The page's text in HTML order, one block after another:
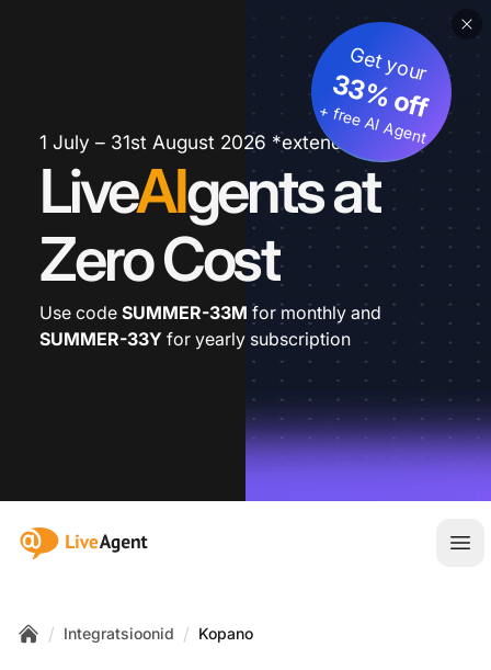
1 July – 31st August 2026 *extended
LiveAIgents at
Zero Cost
Get your
33% off
+ free AI Agent
Use code SUMMER-33M for monthly and
SUMMER-33Y for yearly subscription
:site.title
/ Integratsioonid / Kopano